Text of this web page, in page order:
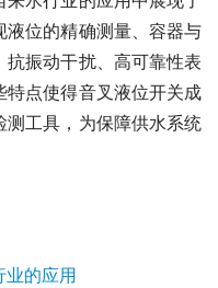
位的精确测量、容器与
振动干扰、高可靠性表
点使得音叉液位开关成
测工具，为保障供水系统
业的应用